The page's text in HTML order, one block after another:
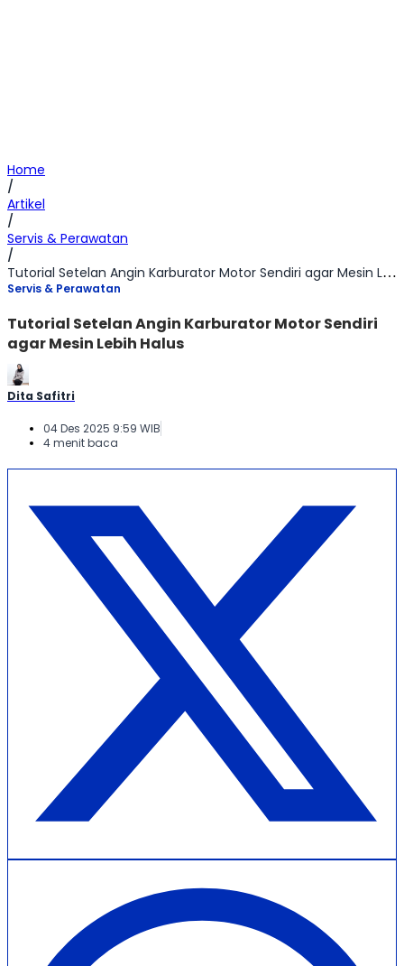
Home
/
Artikel
/
Servis & Perawatan
/
Tutorial Setelan Angin Karburator Motor Sendiri agar Mesin Lebih Halus
Servis & Perawatan
Tutorial Setelan Angin Karburator Motor Sendiri
agar Mesin Lebih Halus
Dita Safitri
04 Des 2025 9:59 WIB
4 menit baca